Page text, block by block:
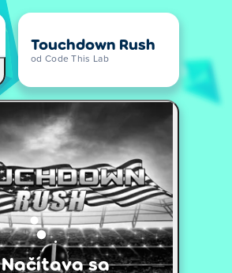
Touchdown Rush
od Code This Lab
Načítava sa